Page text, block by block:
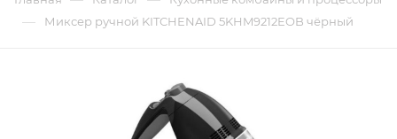
— Миксер ручной KITCHENAID 5KHM9212EOB чёрный